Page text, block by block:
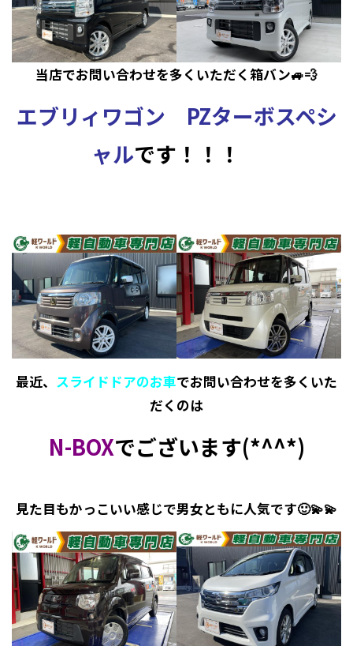
当店でお問い合わせを多くいただく箱バン🚙💨
エブリィワゴン PZターボスペシ
ャルです！！！
最近、 スライドドアのお車でお問い合わせを多くいた
だくのは
N-BOXでございます(*^^*)
見た目もかっこいい感じで男女ともに人気です🙂💫💫